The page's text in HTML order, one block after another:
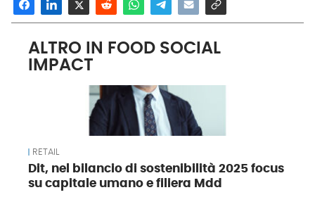
ALTRO IN FOOD SOCIAL
IMPACT
RETAIL
Dit, nel bilancio di sostenibilità 2025 focus
su capitale umano e filiera Mdd